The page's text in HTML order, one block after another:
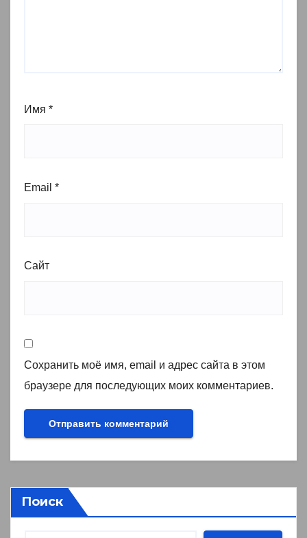
Имя *
Email *
Сайт
Сохранить моё имя, email и адрес сайта в этом
браузере для последующих моих комментариев.
Поиск